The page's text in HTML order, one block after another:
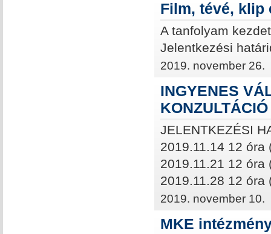
Film, tévé, klip
A tanfolyam
Jelentkezési
2019. november 26.
INGYENES
KONZULTÁCIÓ
JELENTKEZÉSI
2019.11.14 12 óra
2019.11.21 12 óra
2019.11.28 12 óra
2019. november 10.
MKE